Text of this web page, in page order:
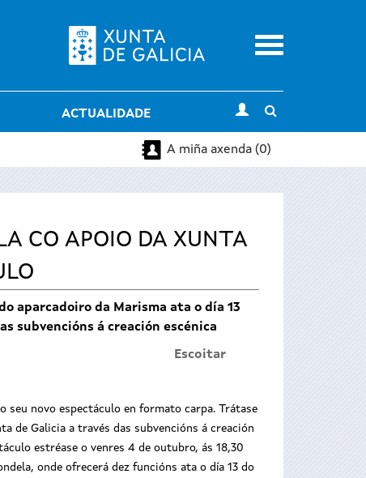
Menu
ACTUALIDADE
search
A miña axenda (0)
CO APOIO DA XUNTA
aparcadoiro da Marisma ata o día 13
subvencións á creación escénica
Escoitar
seu novo espectáculo en formato carpa. Trátase
de Galicia a través das subvencións á creación
estréase o venres 4 de outubro, ás 18,30
onde ofrecerá dez funcións ata o día 13 do